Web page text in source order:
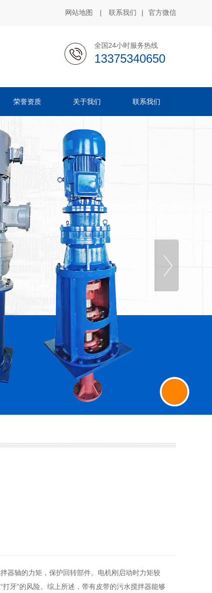
网站地图 | 联系我们 | 官方微信
全国24小时服务热线
13375340650
荣誉资质 关于我们 联系我们
器轴的力矩，保护回转部件。电机刚启动时力矩较
牙”的风险。综上所述，带有皮带的污水搅拌器能够